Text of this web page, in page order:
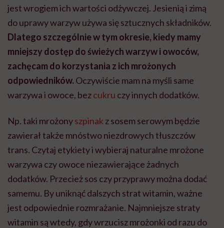
jest wrogiem ich wartości odżywczej. Jesienią i zimą
do uprawy warzyw używa się sztucznych składników.
Dlatego szczególnie w tym okresie, kiedy mamy
mniejszy dostęp do świeżych warzyw i owoców,
zachęcam do korzystania z ich mrożonych
odpowiedników. Oczywiście mam na myśli same
warzywa i owoce, bezcukru czy innych dodatków.
Np. taki mrożonyszpinak z sosem serowym będzie
zawierał także mnóstwo niezdrowych tłuszczów
trans. Czytaj etykiety i wybieraj naturalne mrożone
warzywa czy owoce niezawierające żadnych
dodatków. Przecież sos czy przyprawy można dodać
samemu. By uniknąć dalszych strat witamin, ważne
jest odpowiednie rozmrażanie. Najmniejsze straty
witamin są wtedy, gdy wrzucisz mrożonki od razu do